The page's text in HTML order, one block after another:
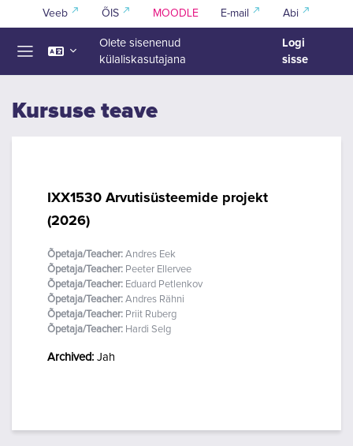
Jäta vahele peasisuni
Veeb ÕIS MOODLE E-mail Abi
Olete sisenenud
külaliskasutajana
Logi
sisse
Kursuse teave
IXX1530 Arvutisüsteemide projekt
(2026)
Õpetaja/Teacher: Andres Eek
Õpetaja/Teacher: Peeter Ellervee
Õpetaja/Teacher: Eduard Petlenkov
Õpetaja/Teacher: Andres Rähni
Õpetaja/Teacher: Priit Ruberg
Õpetaja/Teacher: Hardi Selg
Archived: Jah